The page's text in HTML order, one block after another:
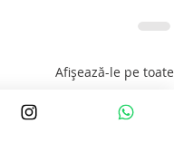
Afișează-le pe toate